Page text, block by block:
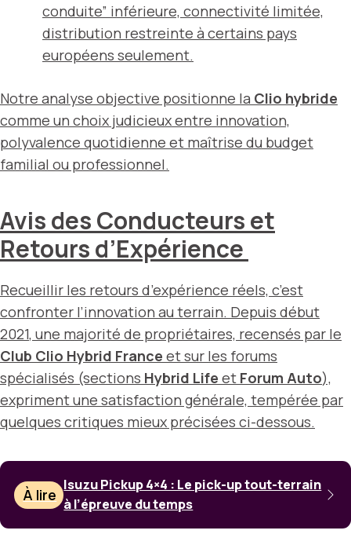
conduite” inférieure, connectivité limitée,
distribution restreinte à certains pays
européens seulement.
Notre analyse objective positionne la Clio hybride
comme un choix judicieux entre innovation,
polyvalence quotidienne et maîtrise du budget
familial ou professionnel.
Avis des Conducteurs et
Retours d’Expérience
Recueillir les retours d’expérience réels, c’est
confronter l’innovation au terrain. Depuis début
2021, une majorité de propriétaires, recensés par le
Club Clio Hybrid France et sur les forums
spécialisés (sections Hybrid Life et Forum Auto),
expriment une satisfaction générale, tempérée par
quelques critiques mieux précisées ci-dessous.
À lire
Isuzu Pickup 4×4 : Le pick-up tout-terrain
à l’épreuve du temps